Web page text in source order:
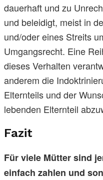
dauerhaft und zu
und beleidigt, meist in
und/oder eines Streits
Umgangsrecht. Eine
dieses Verhalten
anderem die
Elternteils und der
lebenden Elternteil
Fazit
Für viele Mütter sind
einfach zahlen und